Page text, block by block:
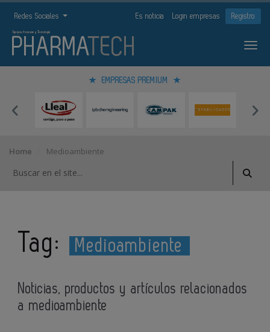
Redes Sociales Es noticia Login empresas Registro
EMPRESAS PREMIUM
Home Medioambiente
Tag: Medioambiente
Noticias, productos y artículos relacionados
a medioambiente